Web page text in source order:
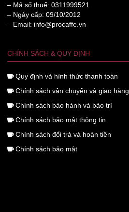
– Mã số thuế: 0311999521
– Ngày cấp: 09/10/2012
– Email: info@procaffe.vn
CHÍNH SÁCH & QUY ĐỊNH
Quy định và hình thức thanh toán
Chính sách vận chuyển và giao hàng
Chính sách bảo hành và bảo trì
Chính sách bảo mật thông tin
Chính sách đổi trả và hoàn tiền
Chính sách bảo mật